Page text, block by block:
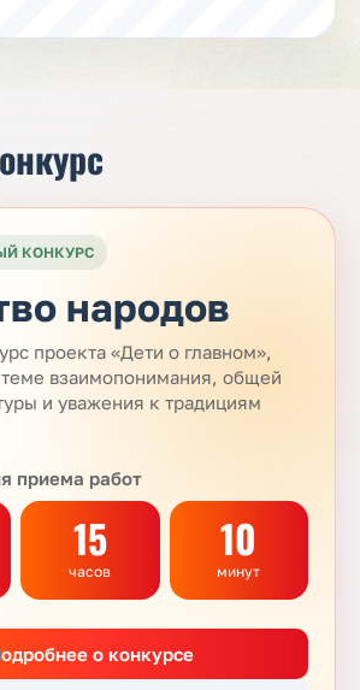
КОНКУРС
народов
проекта «Дети о главном»,
взаимопонимания, общей
и уважения к традициям
приема работ
15
часов
10
минут
о конкурсе